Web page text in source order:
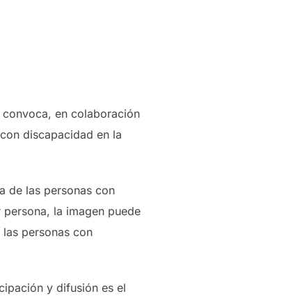
convoca, en colaboración
discapacidad en la
de las personas con
la imagen puede
personas con
y difusión es el